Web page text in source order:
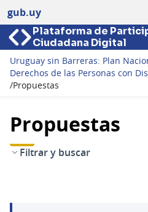
gub.uy
Plataforma de
Ciudadana Digital
Uruguay sin Barreras: Plan
Derechos de las Personas con
/Propuestas
Propuestas
Filtrar y buscar